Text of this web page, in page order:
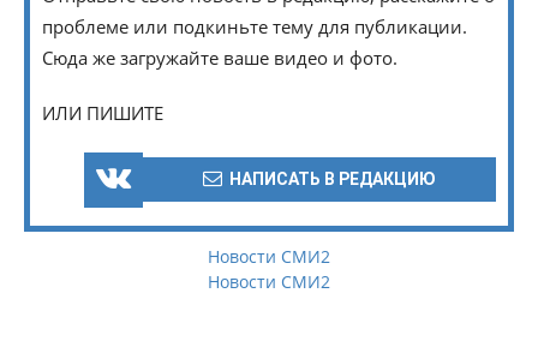
проблеме или подкиньте тему для публикации.
Сюда же загружайте ваше видео и фото.
ИЛИ ПИШИТЕ
НАПИСАТЬ В РЕДАКЦИЮ
Новости СМИ2
Новости СМИ2